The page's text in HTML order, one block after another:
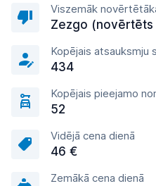
Viszemāk
Zezgo (novērtēts
Kopējais atsauksmju
434
Kopējais pieejamo
52
Vidējā cena dienā
46 €
Zemākā cena dienā